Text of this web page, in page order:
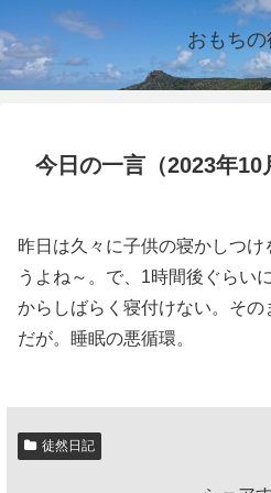
おもちの
今日の一言（2023年10
昨日は久々に子供の寝かしつ
うよね～。で、1時間後ぐらい
からしばらく寝付けない。そ
だが。睡眠の悪循環。
徒然日記